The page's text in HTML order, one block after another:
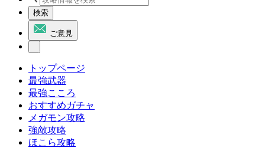
検索
ご意見
トップページ
最強武器
最強こころ
おすすめガチャ
メガモン攻略
強敵攻略
ほこら攻略